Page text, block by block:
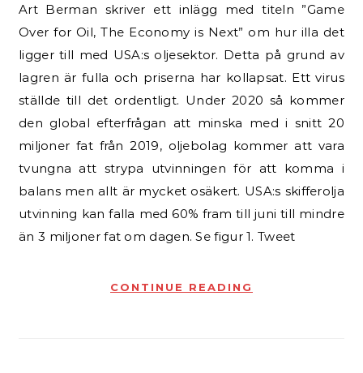
Art Berman skriver ett inlägg med titeln ”Game
Over for Oil, The Economy is Next” om hur illa det
ligger till med USA:s oljesektor. Detta på grund av
lagren är fulla och priserna har kollapsat. Ett virus
ställde till det ordentligt. Under 2020 så kommer
den global efterfrågan att minska med i snitt 20
miljoner fat från 2019, oljebolag kommer att vara
tvungna att strypa utvinningen för att komma i
balans men allt är mycket osäkert. USA:s skifferolja
utvinning kan falla med 60% fram till juni till mindre
än 3 miljoner fat om dagen. Se figur 1. Tweet
CONTINUE READING